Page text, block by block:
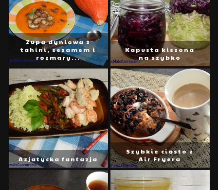
Zupa dyniowa z
tahini, sezamem i
rozmary...
Kapusta kiszona
na szybko
Azjatycka fantazja
Szybkie ciasto z
Air Fryera